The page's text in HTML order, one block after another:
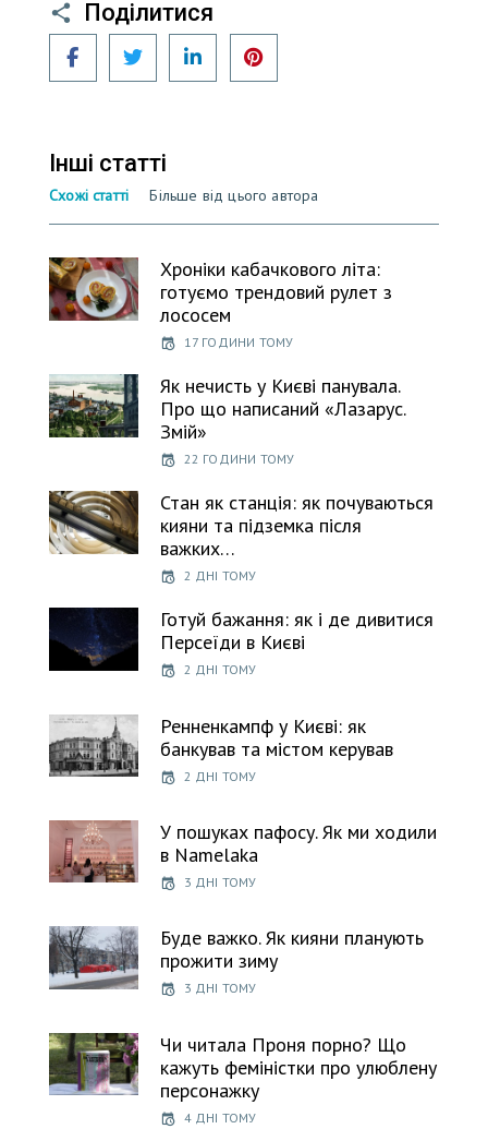
Поділитися
Facebook Twitter LinkedIn
Інші статті
Схожі статті Більше від цього автора
Хроніки кабачкового літа:
готуємо трендовий рулет з
лососем
17 ГОДИНИ ТОМУ
Як нечисть у Києві панувала.
Про що написаний «Лазарус.
Змій»
22 ГОДИНИ ТОМУ
Стан як станція: як почуваються
кияни та підземка після
важких…
2 ДНІ ТОМУ
Готуй бажання: як і де дивитися
Персеїди в Києві
2 ДНІ ТОМУ
Ренненкампф у Києві: як
банкував та містом керував
2 ДНІ ТОМУ
У пошуках пафосу. Як ми ходили
в Namelaka
3 ДНІ ТОМУ
Буде важко. Як кияни планують
прожити зиму
3 ДНІ ТОМУ
Чи читала Проня порно? Що
кажуть феміністки про улюблену
персонажку
4 ДНІ ТОМУ